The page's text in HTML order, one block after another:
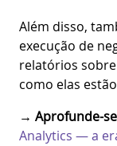
Além disso,
execução de
relatórios
como elas
→ Aprofunde-
Analytics — a